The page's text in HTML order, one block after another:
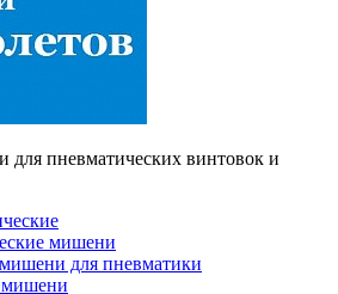
для пневматических винтовок и
мишени
для пневматики